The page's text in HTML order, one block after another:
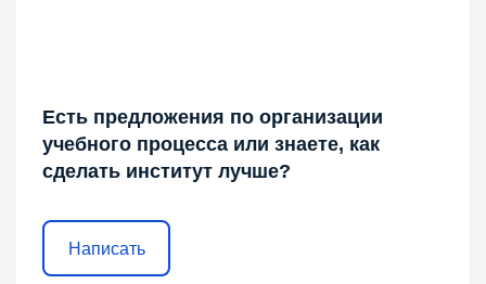
Есть предложения по организации
учебного процесса или знаете, как
сделать институт лучше?
Написать